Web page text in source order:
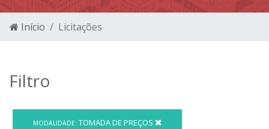
Início Licitações
Filtro
MODALIDADE: TOMADA DE PREÇOS